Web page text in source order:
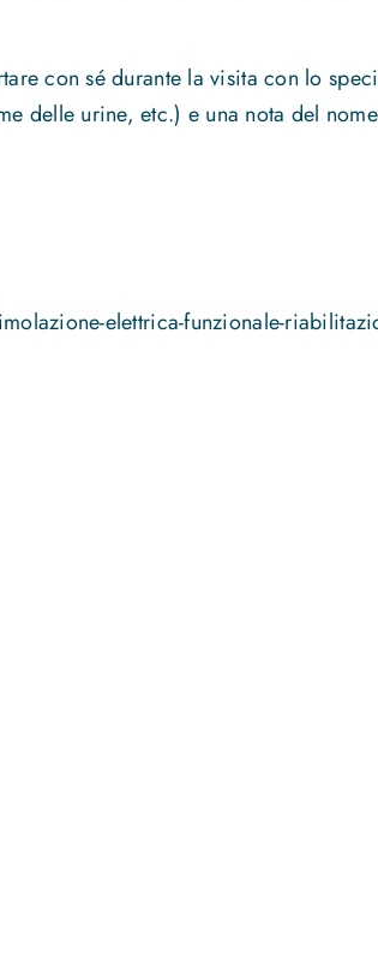
con sé durante la visita con lo
delle urine, etc.) e una nota del
elettrica-funzionale-